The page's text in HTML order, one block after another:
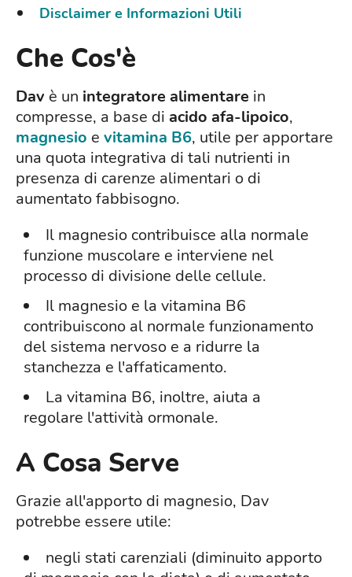
Disclaimer e Informazioni Utili
Che Cos'è
Dav è un integratore alimentare in
compresse, a base di acido afa-lipoico,
magnesio e vitamina B6, utile per apportare
una quota integrativa di tali nutrienti in
presenza di carenze alimentari o di
aumentato fabbisogno.
Il magnesio contribuisce alla normale
funzione muscolare e interviene nel
processo di divisione delle cellule.
Il magnesio e la vitamina B6
contribuiscono al normale funzionamento
del sistema nervoso e a ridurre la
stanchezza e l'affaticamento.
La vitamina B6, inoltre, aiuta a
regolare l'attività ormonale.
A Cosa Serve
Grazie all'apporto di magnesio, Dav
potrebbe essere utile:
negli stati carenziali (diminuito apporto